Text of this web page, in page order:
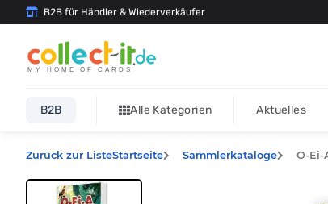
B2B für Händler & Wiederverkäufer
MY HOME OF CARDS
B2B Alle Kategorien Aktuelles
Zurück zur ListeStartseite Sammlerkataloge O-Ei-